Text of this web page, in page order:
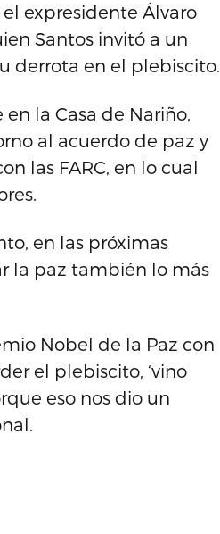
expresidente Álvaro
Santos invitó a un
derrota en el plebiscito.
la Casa de Nariño,
al acuerdo de paz y
las FARC, en lo cual
en las próximas
la paz también lo más
Nobel de la Paz con
el plebiscito, ‘vino
eso nos dio un